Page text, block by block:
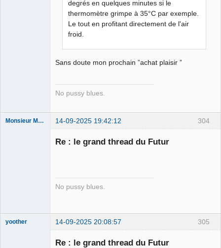
degrés en quelques minutes si le
thermomètre grimpe à 35°C par exemple.
Le tout en profitant directement de l'air
froid.
Sans doute mon prochain ”achat plaisir ”
No pussy blues.
304
Monsieur Maurice 14-09-2025 19:42:12
Re : le grand thread du Futur
No pussy blues.
305
yoother 14-09-2025 20:08:57
Re : le grand thread du Futur